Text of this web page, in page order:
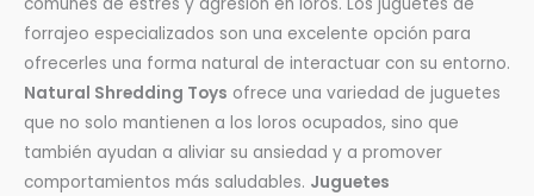
comunes de estrés y agresión en loros. Los juguetes de
forrajeo especializados son una excelente opción para
ofrecerles una forma natural de interactuar con su entorno.
Natural Shredding Toys ofrece una variedad de juguetes
que no solo mantienen a los loros ocupados, sino que
también ayudan a aliviar su ansiedad y a promover
comportamientos más saludables. Juguetes